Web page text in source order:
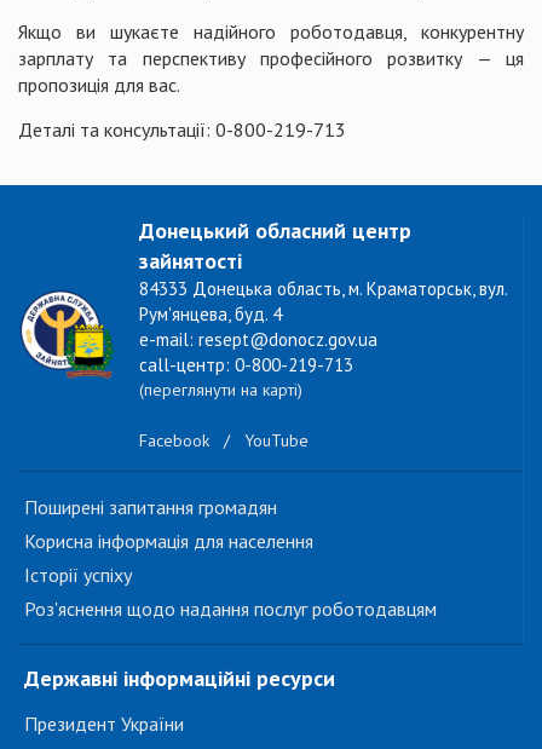
Якщо ви шукаєте надійного роботодавця, конкурентну
зарплату та перспективу професійного розвитку — ця
пропозиція для вас.
Деталі та консультації: 0-800-219-713
Донецький обласний центр
зайнятості
84333 Донецька область, м. Краматорськ, вул.
Рум'янцева, буд. 4
e-mail: resept@donocz.gov.ua
call-центр: 0-800-219-713
(переглянути на карті)
Facebook / YouTube
Поширені запитання громадян
Корисна інформація для населення
Історії успіху
Роз'яснення щодо надання послуг роботодавцям
Державні інформаційні ресурси
Президент України